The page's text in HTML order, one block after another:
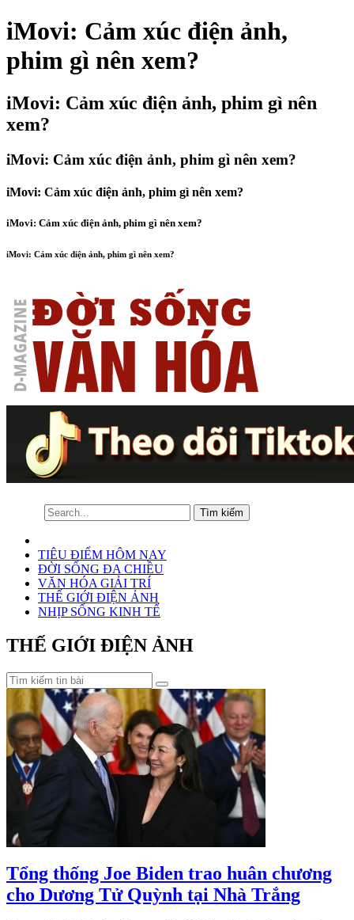
iMovi: Cảm xúc điện ảnh,
phim gì nên xem?
iMovi: Cảm xúc điện ảnh, phim gì nên
xem?
iMovi: Cảm xúc điện ảnh, phim gì nên xem?
iMovi: Cảm xúc điện ảnh, phim gì nên xem?
iMovi: Cảm xúc điện ảnh, phim gì nên xem?
iMovi: Cảm xúc điện ảnh, phim gì nên xem?
TIÊU ĐIỂM HÔM NAY
ĐỜI SỐNG ĐA CHIỀU
VĂN HÓA GIẢI TRÍ
THẾ GIỚI ĐIỆN ẢNH
NHỊP SỐNG KINH TẾ
THẾ GIỚI ĐIỆN ẢNH
Tổng thống Joe Biden trao huân chương
cho Dương Tử Quỳnh tại Nhà Trắng